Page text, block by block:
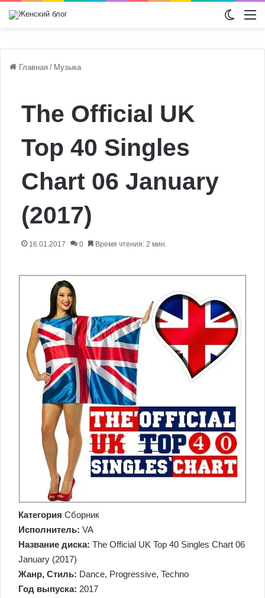
Главная / Музыка
The Official UK
Top 40 Singles
Chart 06 January
(2017)
16.01.2017 0 Время чтения: 2 мин.
Категория Сборник
Исполнитель: VA
Название диска: The Official UK Top 40 Singles Chart 06
January (2017)
Жанр, Стиль: Dance, Progressive, Techno
Год выпуска: 2017